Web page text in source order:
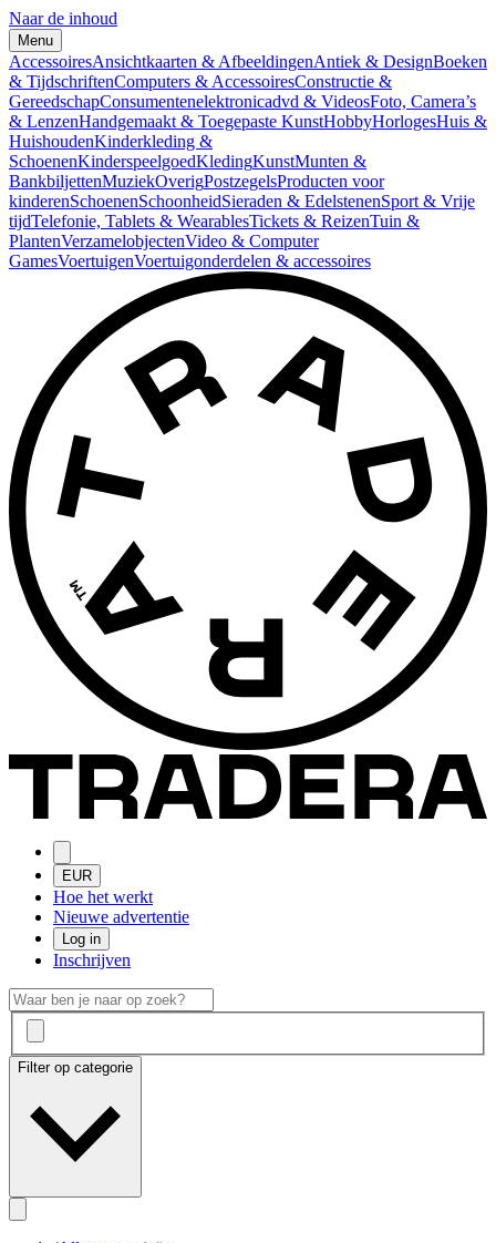
Naar de inhoud
Menu
AccessoiresAnsichtkaarten & AfbeeldingenAntiek & DesignBoeken
& TijdschriftenComputers & AccessoiresConstructie &
GereedschapConsumentenelektronicadvd & VideosFoto, Camera’s
& LenzenHandgemaakt & Toegepaste KunstHobbyHorlogesHuis &
HuishoudenKinderkleding &
SchoenenKinderspeelgoedKledingKunstMunten &
BankbiljettenMuziekOverigPostzegelsProducten voor
kinderenSchoenenSchoonheidSieraden & EdelstenenSport & Vrije
tijdTelefonie, Tablets & WearablesTickets & ReizenTuin &
PlantenVerzamelobjectenVideo & Computer
GamesVoertuigenVoertuigonderdelen & accessoires
EUR
Hoe het werkt
Nieuwe advertentie
Log in
Inschrijven
Filter op categorie